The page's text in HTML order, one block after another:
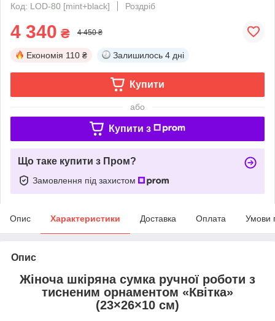
Код: LOD-80 [mint+black]
Роздріб
4 340 ₴ 4 450 ₴
Економія 110 ₴ Залишилось 4 дні
Купити
або
Купити з
Що таке купити з Пром?
Замовлення під захистом
Опис Характеристики Доставка Оплата Умови
Опис
Жіноча шкіряна сумка ручної роботи з
тисненим орнаментом «Квітка»
(23×26×10 см)